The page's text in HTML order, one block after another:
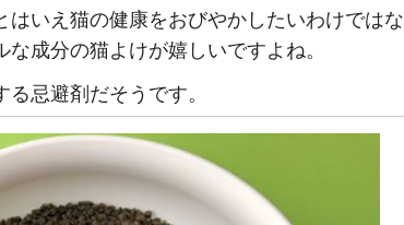
いえ猫の健康をおびやかしたいわけではな
成分の猫よけが嬉しいですよね。
忌避剤だそうです。